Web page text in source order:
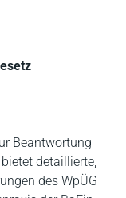
Beantwortung
detaillierte,
des WpÜG